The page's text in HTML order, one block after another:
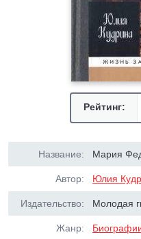
Рейтинг:
Название: Мария
Автор: Юлия
Издательство: Молодая
Жанр: